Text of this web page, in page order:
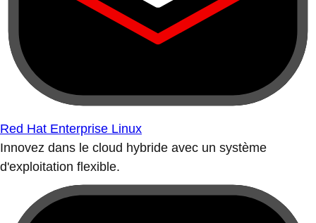
Red Hat Enterprise Linux
Innovez dans le cloud hybride avec un système
d'exploitation flexible.